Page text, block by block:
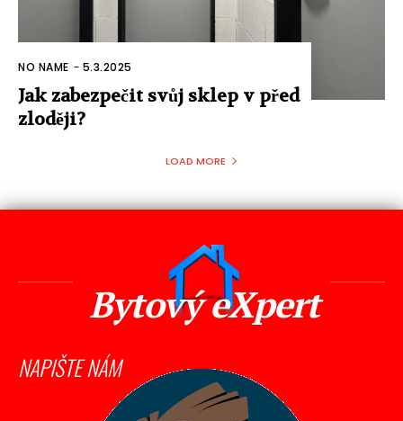
NO NAME - 5.3.2025
Jak zabezpečit svůj sklep v před
zloději?
LOAD MORE
Bytový eXpert
NAPIŠTE NÁM